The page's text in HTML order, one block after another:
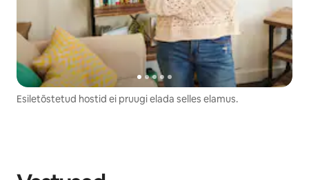
Esiletõstetud hostid ei pruugi elada selles elamus.